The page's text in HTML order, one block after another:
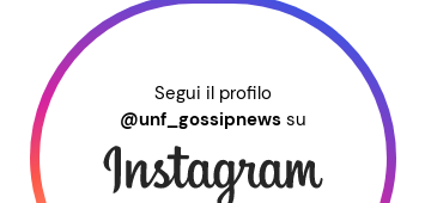
Segui il profilo
@unf_gossipnews su